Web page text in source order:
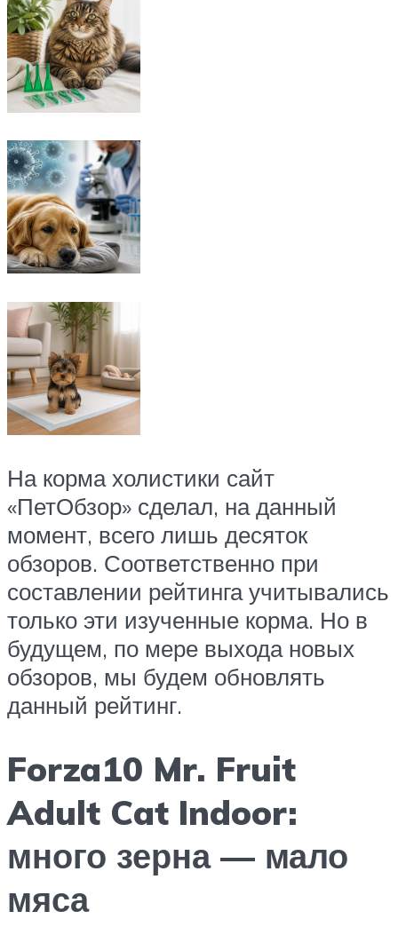
На корма холистики сайт
«ПетОбзор» сделал, на данный
момент, всего лишь десяток
обзоров. Соответственно при
составлении рейтинга учитывались
только эти изученные корма. Но в
будущем, по мере выхода новых
обзоров, мы будем обновлять
данный рейтинг.
Forza10 Mr. Fruit
Adult Cat Indoor:
много зерна — мало
мяса